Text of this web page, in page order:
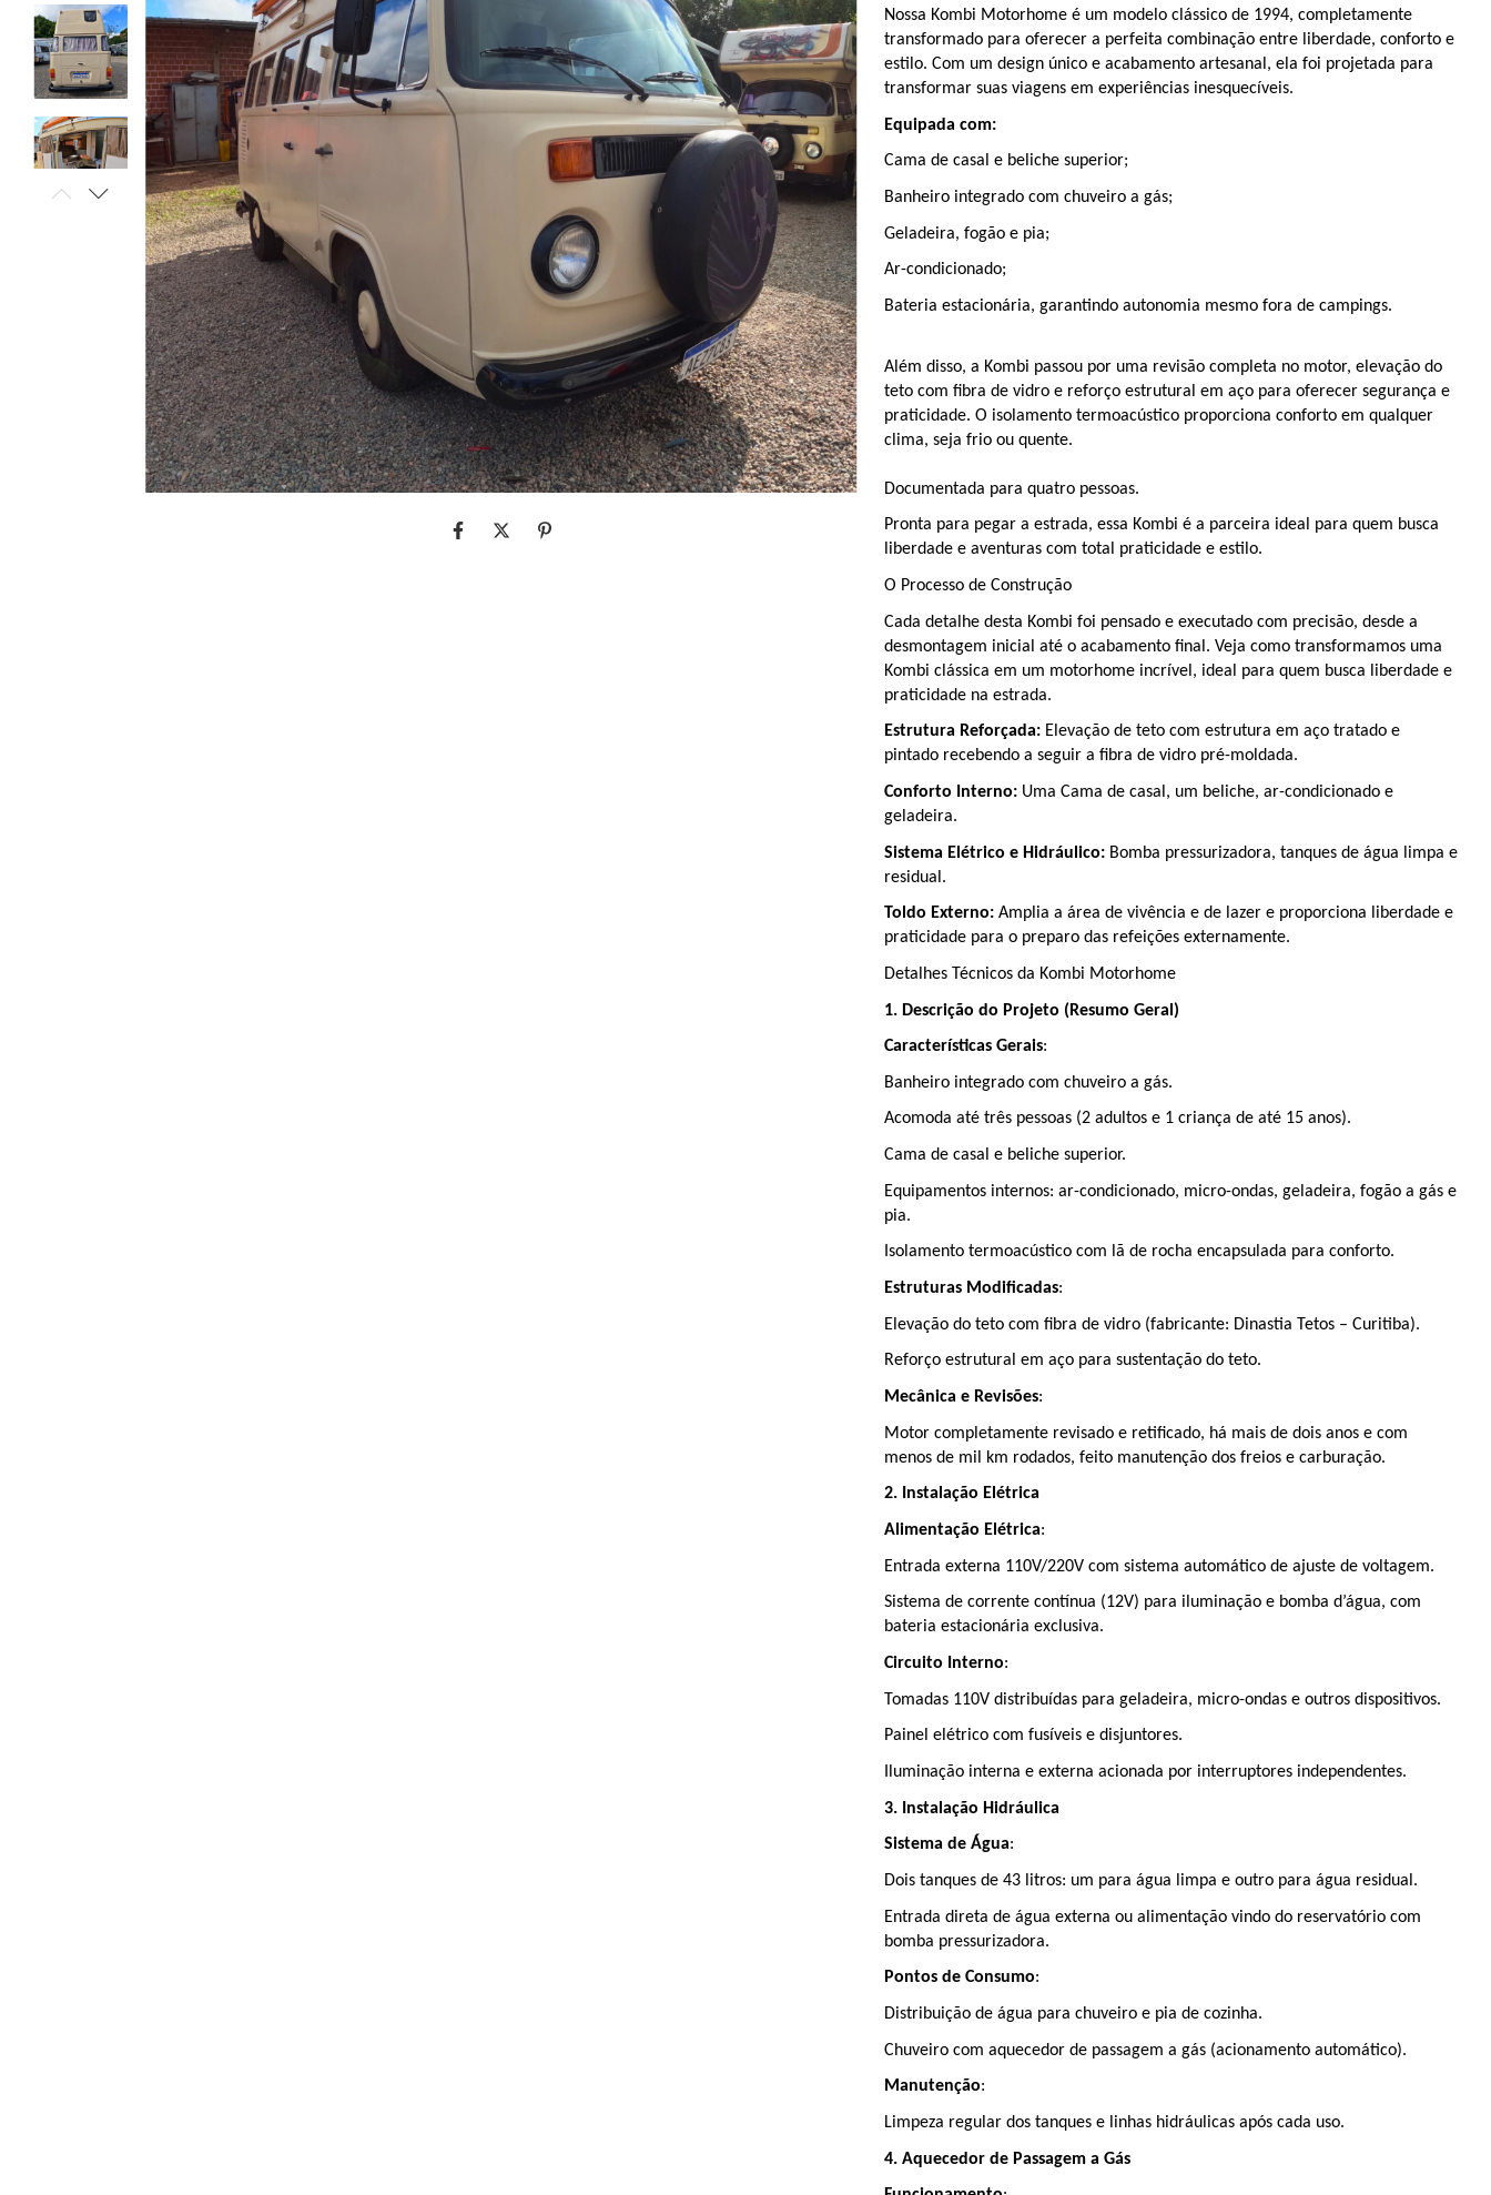
Nossa Kombi Motorhome é um modelo clássico de 1994, completamente
transformado para oferecer a perfeita combinação entre liberdade, conforto e
estilo. Com um design único e acabamento artesanal, ela foi projetada para
transformar suas viagens em experiências inesquecíveis.
Equipada com:
Cama de casal e beliche superior;
Banheiro integrado com chuveiro a gás;
Geladeira, fogão e pia;
Ar-condicionado;
Bateria estacionária, garantindo autonomia mesmo fora de campings.
Além disso, a Kombi passou por uma revisão completa no motor, elevação do
teto com fibra de vidro e reforço estrutural em aço para oferecer segurança e
praticidade. O isolamento termoacústico proporciona conforto em qualquer
clima, seja frio ou quente.
Documentada para quatro pessoas.
Pronta para pegar a estrada, essa Kombi é a parceira ideal para quem busca
liberdade e aventuras com total praticidade e estilo.
O Processo de Construção
Cada detalhe desta Kombi foi pensado e executado com precisão, desde a
desmontagem inicial até o acabamento final. Veja como transformamos uma
Kombi clássica em um motorhome incrível, ideal para quem busca liberdade e
praticidade na estrada.
Estrutura Reforçada: Elevação de teto com estrutura em aço tratado e
pintado recebendo a seguir a fibra de vidro pré-moldada.
Conforto Interno: Uma Cama de casal, um beliche, ar-condicionado e
geladeira.
Sistema Elétrico e Hidráulico: Bomba pressurizadora, tanques de água limpa e
residual.
Toldo Externo: Amplia a área de vivência e de lazer e proporciona liberdade e
praticidade para o preparo das refeições externamente.
Detalhes Técnicos da Kombi Motorhome
1. Descrição do Projeto (Resumo Geral)
Características Gerais:
Banheiro integrado com chuveiro a gás.
Acomoda até três pessoas (2 adultos e 1 criança de até 15 anos).
Cama de casal e beliche superior.
Equipamentos internos: ar-condicionado, micro-ondas, geladeira, fogão a gás e
pia.
Isolamento termoacústico com lã de rocha encapsulada para conforto.
Estruturas Modificadas:
Elevação do teto com fibra de vidro (fabricante: Dinastia Tetos – Curitiba).
Reforço estrutural em aço para sustentação do teto.
Mecânica e Revisões:
Motor completamente revisado e retificado, há mais de dois anos e com
menos de mil km rodados, feito manutenção dos freios e carburação.
2. Instalação Elétrica
Alimentação Elétrica:
Entrada externa 110V/220V com sistema automático de ajuste de voltagem.
Sistema de corrente contínua (12V) para iluminação e bomba d’água, com
bateria estacionária exclusiva.
Circuito Interno:
Tomadas 110V distribuídas para geladeira, micro-ondas e outros dispositivos.
Painel elétrico com fusíveis e disjuntores.
Iluminação interna e externa acionada por interruptores independentes.
3. Instalação Hidráulica
Sistema de Água:
Dois tanques de 43 litros: um para água limpa e outro para água residual.
Entrada direta de água externa ou alimentação vindo do reservatório com
bomba pressurizadora.
Pontos de Consumo:
Distribuição de água para chuveiro e pia de cozinha.
Chuveiro com aquecedor de passagem a gás (acionamento automático).
Manutenção:
Limpeza regular dos tanques e linhas hidráulicas após cada uso.
4. Aquecedor de Passagem a Gás